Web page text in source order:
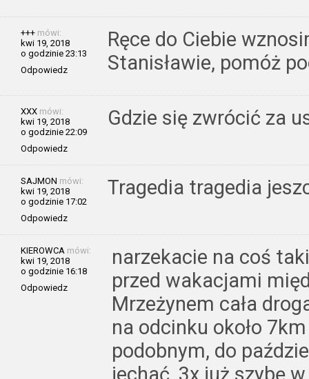
+++ mówi:
kwi 19, 2018
o godzinie 23:13
Odpowiedz
Ręce do Ciebie
Stanisławie, pomóż
XXX mówi:
kwi 19, 2018
o godzinie 22:09
Odpowiedz
Gdzie się zwrócić za
SAJMON mówi:
kwi 19, 2018
o godzinie 17:02
Odpowiedz
Tragedia tragedia
KIEROWCA mówi:
kwi 19, 2018
o godzinie 16:18
Odpowiedz
narzekacie na coś
przed wakacjami
Mrzeżynem cała
na odcinku około
podobnym, do
jechać, 3x już szybę